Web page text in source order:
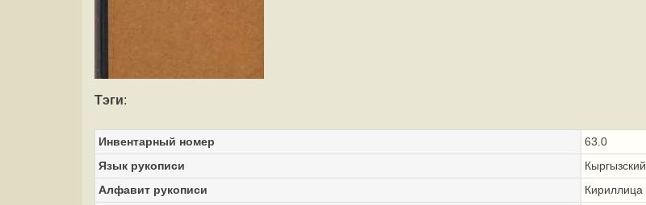
Тэги:
Инвентарный номер
63.0
Язык рукописи
Кыргызский
Алфавит рукописи
Кириллица